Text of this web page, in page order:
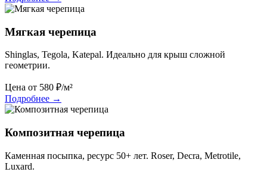
Мягкая черепица
Shinglas, Tegola, Katepal. Идеально для крыш сложной
геометрии.
Цена от 580 ₽/м²
Подробнее →
Композитная черепица
Каменная посыпка, ресурс 50+ лет. Roser, Decra, Metrotile,
Luxard.